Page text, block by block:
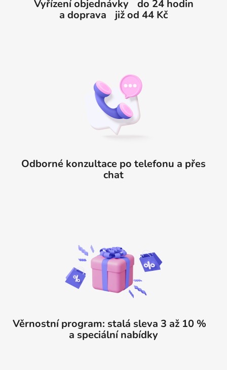
Vyřízení objednávky do 24 hodin
a doprava již od 44 Kč
Odborné konzultace po telefonu a přes
chat
Věrnostní program: stalá sleva 3 až 10 %
a speciální nabídky